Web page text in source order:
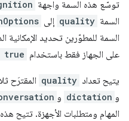
توسّع هذه السمة واجهة
السمة quality إلى
السمة للمطوّرين تحديد الإمكانية
على الجهاز فقط باستخدام true
يتيح تعداد quality المقترَح
و dictation و
المهام ومتطلبات الأجهزة. تتيح